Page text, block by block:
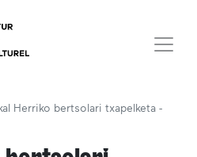
Herriko bertsolari txapelketa -